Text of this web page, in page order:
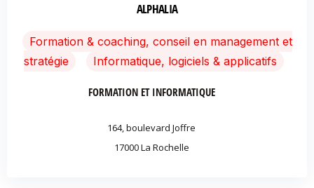
ALPHALIA
Formation & coaching, conseil en management et
stratégie
Informatique, logiciels & applicatifs
FORMATION ET INFORMATIQUE
164, boulevard Joffre
17000 La Rochelle